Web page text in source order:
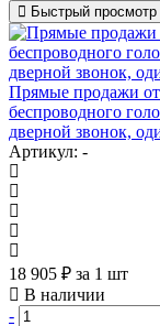
Быстрый просмотр
Прямые продажи от
беспроводного
дверной звонок,
Артикул: -
18 905 ₽ за 1 шт
В наличии
-